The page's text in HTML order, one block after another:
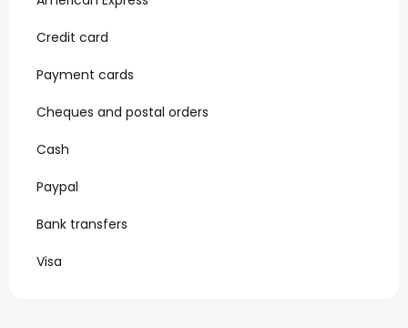
Credit card
Payment cards
Cheques and postal orders
Cash
Paypal
Bank transfers
Visa